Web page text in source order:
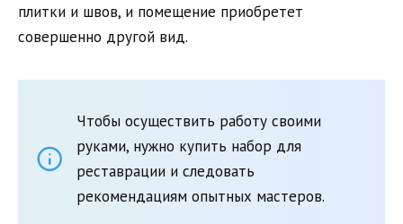
плитки и швов, и помещение приобретет
совершенно другой вид.
Чтобы осуществить работу своими
руками, нужно купить набор для
реставрации и следовать
рекомендациям опытных мастеров.